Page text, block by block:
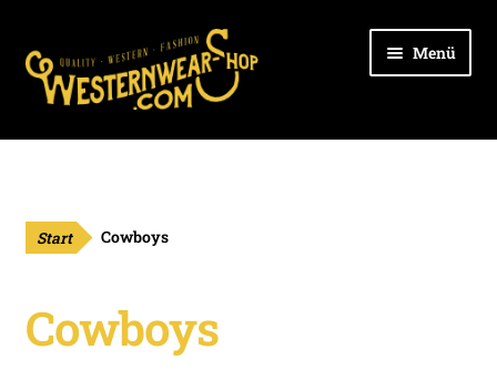
Navigation
springen
Inhalt
springen
Menü
Ladies
Kids
Outdoor
Start Cowboys
Cowboys